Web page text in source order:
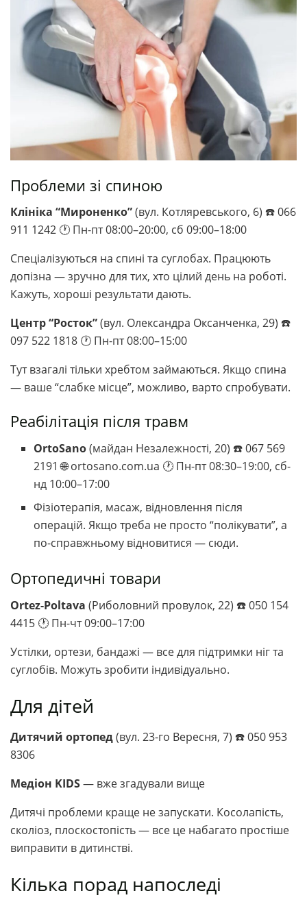
Проблеми зі спиною
Клініка “Мироненко”(вул. Котляревського, 6) ☎️ 066
911 1242 🕐 Пн-пт 08:00–20:00, сб 09:00–18:00
Спеціалізуються на спині та суглобах. Працюють
допізна — зручно для тих, хто цілий день на роботі.
Кажуть, хороші результати дають.
Центр “Росток”(вул. Олександра Оксанченка, 29) ☎️
097 522 1818 🕐 Пн-пт 08:00–15:00
Тут взагалі тільки хребтом займаються. Якщо спина
— ваше “слабке місце”, можливо, варто спробувати.
Реабілітація після травм
OrtoSano(майдан Незалежності, 20) ☎️ 067 569
2191 🌐 ortosano.com.ua 🕐 Пн-пт 08:30–19:00, сб-
нд 10:00–17:00
Фізіотерапія, масаж, відновлення після
операцій. Якщо треба не просто “полікувати”, а
по-справжньому відновитися — сюди.
Ортопедичні товари
Ortez-Poltava (Риболовний провулок, 22) ☎️ 050 154
4415 🕐 Пн-чт 09:00–17:00
Устілки, ортези, бандажі — все для підтримки ніг та
суглобів. Можуть зробити індивідуально.
Для дітей
Дитячий ортопед(вул. 23-го Вересня, 7) ☎️ 050 953
8306
Медіон KIDS— вже згадували вище
Дитячі проблеми краще не запускати. Косолапість,
сколіоз, плоскостопість — все це набагато простіше
виправити в дитинстві.
Кілька порад напоследі